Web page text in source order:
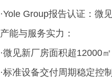
·Yole Group报告认证：微
产能与服务实力：
·微见新厂房面积超12000㎡
·标准设备交付周期稳定控